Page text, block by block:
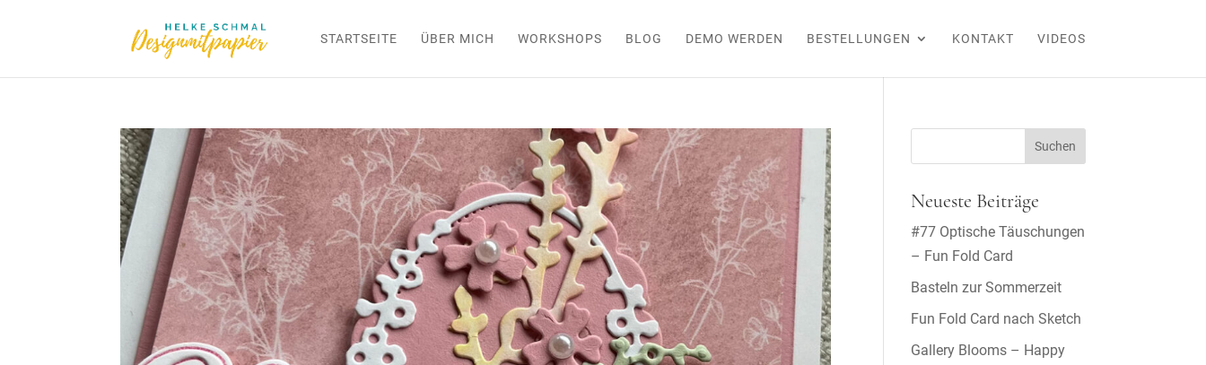
STARTSEITE ÜBER MICH WORKSHOPS BLOG DEMO WERDEN BESTELLUNGEN KONTAKT VIDEOS
Neueste Beiträge
#77 Optische Täuschungen
– Fun Fold Card
Basteln zur Sommerzeit
Fun Fold Card nach Sketch
Gallery Blooms – Happy